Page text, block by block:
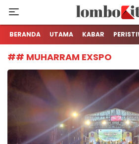
LOMBOKita
Media Berita Online dari
BERANDA UTAMA KABAR
## MUHARRAM EXSPO